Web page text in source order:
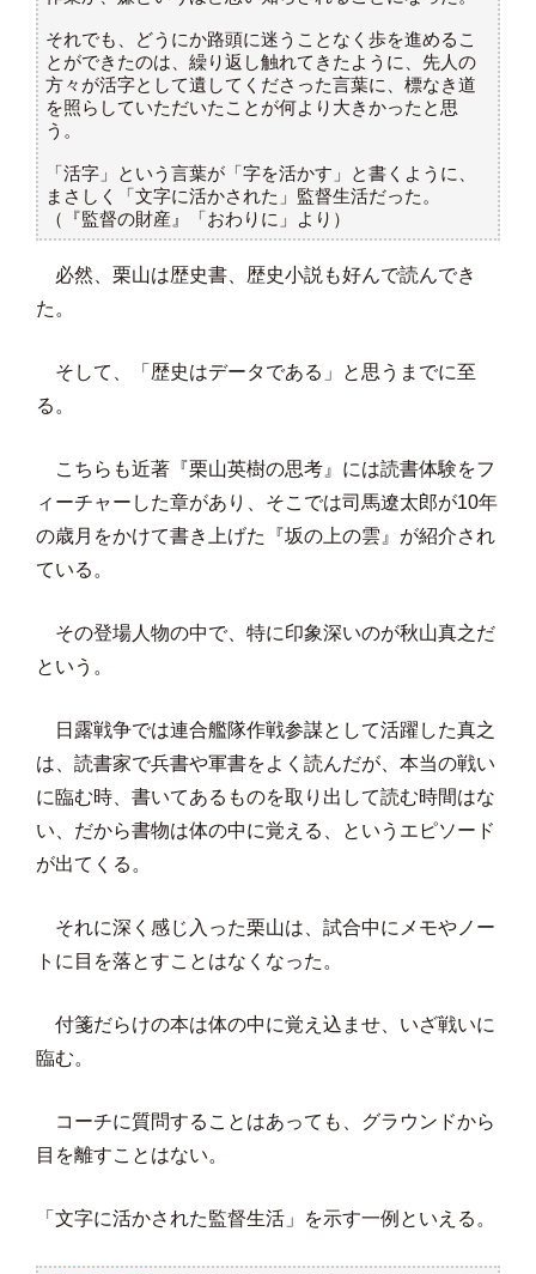
それでも、どうにか路頭に迷うことなく歩を進めるこ
とができたのは、繰り返し触れてきたように、先人の
方々が活字として遺してくださった言葉に、標なき道
を照らしていただいたことが何より大きかったと思
う。
「活字」という言葉が「字を活かす」と書くように、
まさしく「文字に活かされた」監督生活だった。
（『監督の財産』「おわりに」より）
必然、栗山は歴史書、歴史小説も好んで読んでき
た。
そして、「歴史はデータである」と思うまでに至
る。
こちらも近著『栗山英樹の思考』には読書体験をフ
ィーチャーした章があり、そこでは司馬遼太郎が10年
の歳月をかけて書き上げた『坂の上の雲』が紹介され
ている。
その登場人物の中で、特に印象深いのが秋山真之だ
という。
日露戦争では連合艦隊作戦参謀として活躍した真之
は、読書家で兵書や軍書をよく読んだが、本当の戦い
に臨む時、書いてあるものを取り出して読む時間はな
い、だから書物は体の中に覚える、というエピソード
が出てくる。
それに深く感じ入った栗山は、試合中にメモやノー
トに目を落とすことはなくなった。
付箋だらけの本は体の中に覚え込ませ、いざ戦いに
臨む。
コーチに質問することはあっても、グラウンドから
目を離すことはない。
「文字に活かされた監督生活」を示す一例といえる。